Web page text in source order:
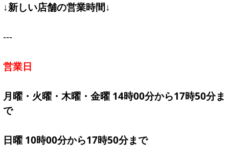
↓新しい店舗の営業時間↓
---
営業日
月曜・火曜・木曜・金曜 14時00分から17時50分ま
で
日曜 10時00分から17時50分まで